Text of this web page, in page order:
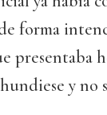
forma
presentaba
y no